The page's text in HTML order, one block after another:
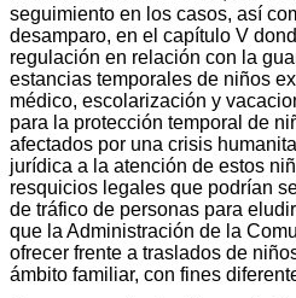
seguimiento en los casos, así
desamparo, en el capítulo V
regulación en relación con la
estancias temporales de niños
médico, escolarización y
para la protección temporal de
afectados por una crisis
jurídica a la atención de estos
resquicios legales que podrían
de tráfico de personas para
que la Administración de la
ofrecer frente a traslados de
ámbito familiar, con fines